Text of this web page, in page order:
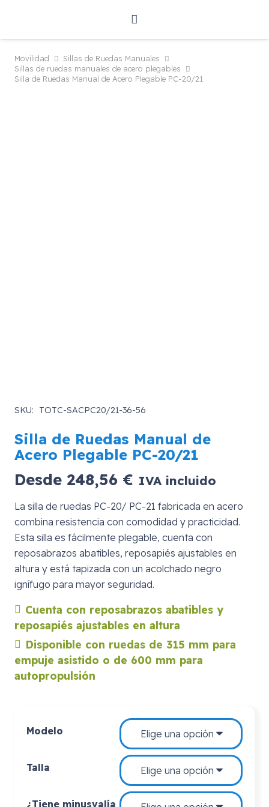
Movilidad
Sillas de Ruedas Manuales
Sillas de ruedas manuales de acero plegables
Silla de Ruedas Manual de Acero Plegable PC-20/21
SKU: TOTC-SACPC20/21-36-56
Silla de Ruedas Manual de
Acero Plegable PC-20/21
Desde 248,56 € IVA incluido
La silla de ruedas PC-20/ PC-21 fabricada en acero
combina resistencia con comodidad y practicidad.
Esta silla es fácilmente plegable, cuenta con
reposabrazos abatibles, reposapiés ajustables en
altura y está tapizada con un acolchado negro
ignífugo para mayor seguridad.
Cuenta con reposabrazos abatibles y
reposapiés ajustables en altura
Disponible con ruedas de 315 mm para
empuje asistido o de 600 mm para
autopropulsión
Modelo
Talla
¿Tiene minusvalía